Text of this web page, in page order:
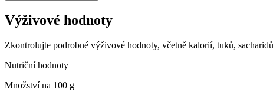
Výživové hodnoty
Zkontrolujte podrobné výživové hodnoty, včetně kalorií, tuků,
Nutriční hodnoty
Množství na 100 g